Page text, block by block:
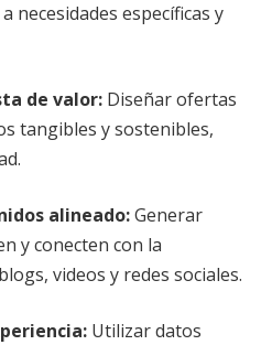
necesidades específicas y
de valor: Diseñar ofertas
tangibles y sostenibles,
alineado:Generar
y conecten con la
videos y redes sociales.
: Utilizar datos